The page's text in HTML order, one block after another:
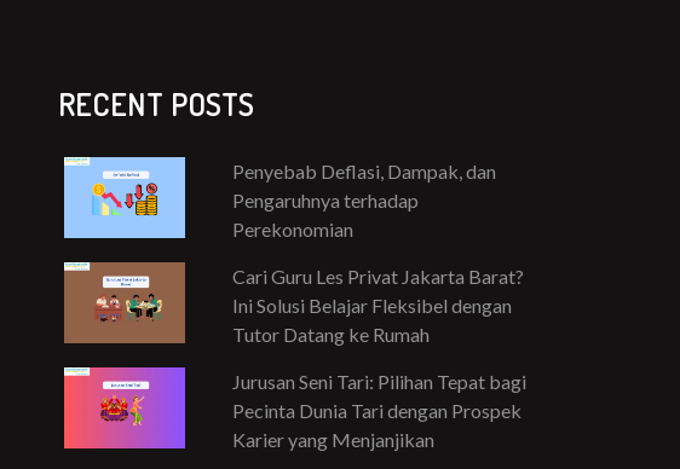
RECENT POSTS
Penyebab Deflasi, Dampak, dan
Pengaruhnya terhadap
Perekonomian
Cari Guru Les Privat Jakarta Barat?
Ini Solusi Belajar Fleksibel dengan
Tutor Datang ke Rumah
Jurusan Seni Tari: Pilihan Tepat bagi
Pecinta Dunia Tari dengan Prospek
Karier yang Menjanjikan